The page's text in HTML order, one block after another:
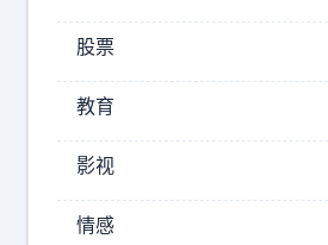
亲
弟
聿
，
，
碰
之
必
死
—
那
股票
教育
影视
情感